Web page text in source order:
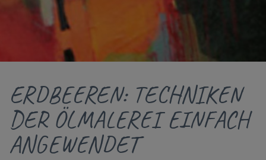
ERDBEEREN: TECHNIKEN
DER ÖLMALEREI EINFACH
ANGEWENDET